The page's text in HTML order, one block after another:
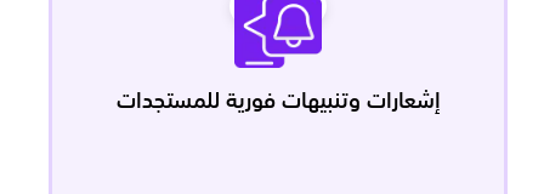
إشعارات وتنبيهات فورية للمستجدات